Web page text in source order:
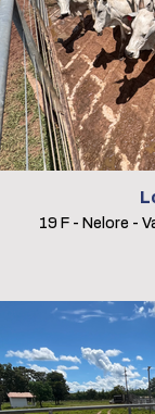
19 F - Nelore -